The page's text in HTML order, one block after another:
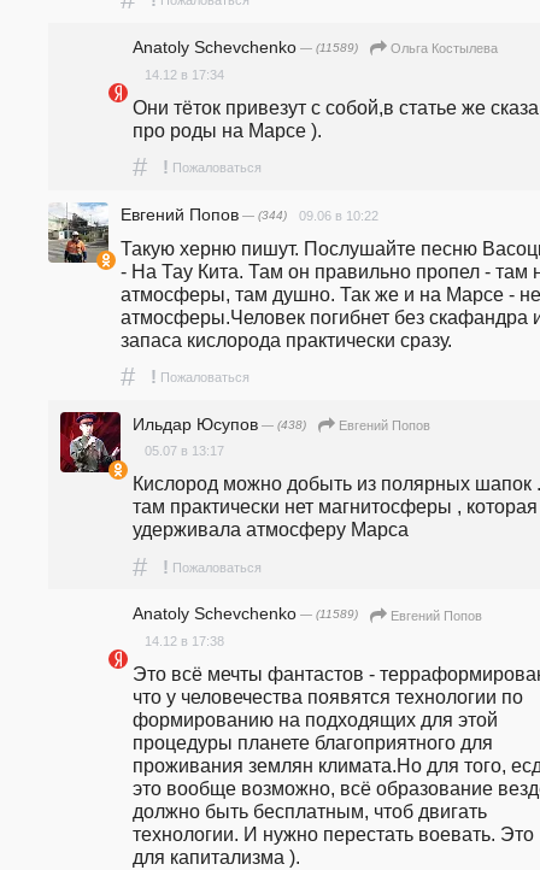
Anatoly Schevchenko — (11589)
Ольга Костылева
14.12 в 17:34
Они тёток привезут с собой,в статье же
про роды на Марсе ).
# ! Пожаловаться
Евгений Попов — (344) 09.06 в 10:22
Такую херню пишут. Послушайте песню
- На Тау Кита. Там он правильно пропел - там
атмосферы, там душно. Так же и на Марсе -
атмосферы.Человек погибнет без скафандра
запаса кислорода практически сразу.
# ! Пожаловаться
Ильдар Юсупов — (438)
Евгений Попов
05.07 в 13:17
Кислород можно добыть из полярных шапок
там практически нет магнитосферы ,
удерживала атмосферу Марса
# ! Пожаловаться
Anatoly Schevchenko — (11589)
Евгений Попов
14.12 в 17:38
Это всё мечты фантастов -
что у человечества появятся технологии по
формированию на подходящих для этой
процедуры планете благоприятного для
проживания землян климата.Но для того,
это вообще возможно, всё образование
должно быть бесплатным, чтоб двигать
технологии. И нужно перестать воевать. Это
для капитализма ).